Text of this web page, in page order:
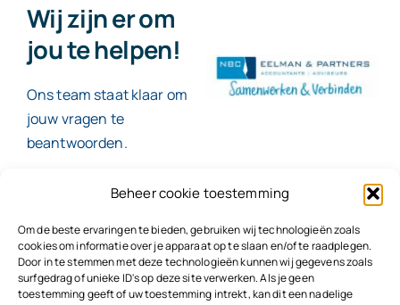
Beheer cookie toestemming
Om de beste ervaringen te bieden, gebruiken wij technologieën zoals
cookies om informatie over je apparaat op te slaan en/of te raadplegen.
Door in te stemmen met deze technologieën kunnen wij gegevens zoals
surfgedrag of unieke ID's op deze site verwerken. Als je geen
toestemming geeft of uw toestemming intrekt, kan dit een nadelige
Wij zijn er om
jou te helpen!
Ons team staat klaar om
jouw vragen te
beantwoorden.
Contact
© 2026NBC Eelman & Partners |KvK: 78187591